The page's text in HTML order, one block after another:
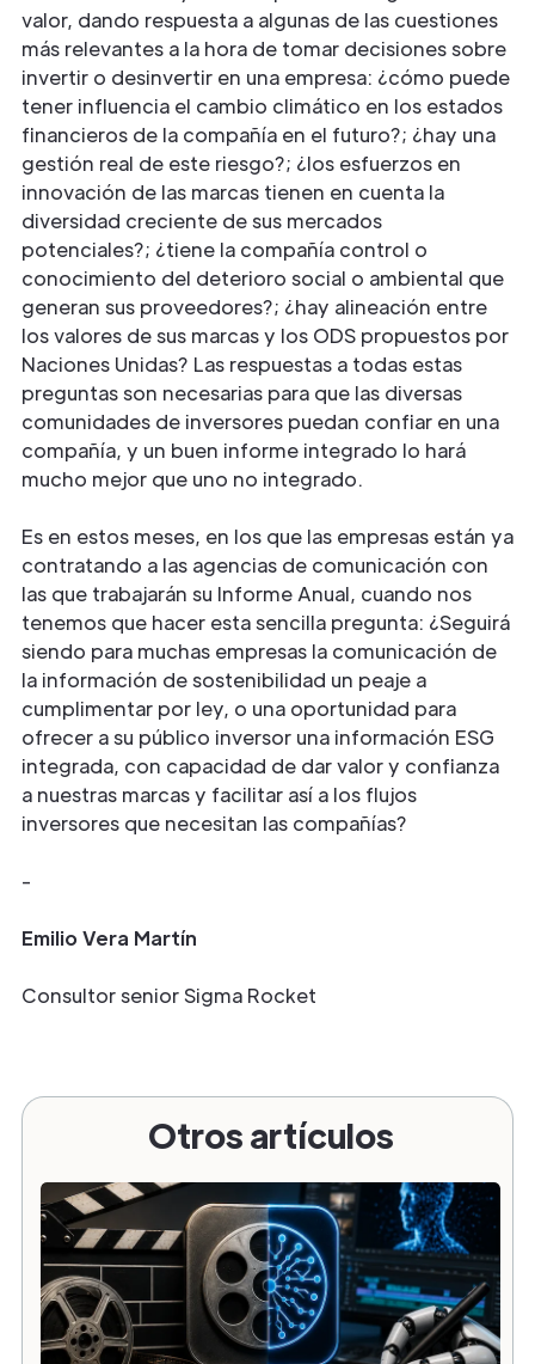
valor, dando respuesta a algunas de las cuestiones
más relevantes a la hora de tomar decisiones sobre
invertir o desinvertir en una empresa: ¿cómo puede
tener influencia el cambio climático en los estados
financieros de la compañía en el futuro?; ¿hay una
gestión real de este riesgo?; ¿los esfuerzos en
innovación de las marcas tienen en cuenta la
diversidad creciente de sus mercados
potenciales?; ¿tiene la compañía control o
conocimiento del deterioro social o ambiental que
generan sus proveedores?; ¿hay alineación entre
los valores de sus marcas y los ODS propuestos por
Naciones Unidas? Las respuestas a todas estas
preguntas son necesarias para que las diversas
comunidades de inversores puedan confiar en una
compañía, y un buen informe integrado lo hará
mucho mejor que uno no integrado.
Es en estos meses, en los que las empresas están ya
contratando a las agencias de comunicación con
las que trabajarán su Informe Anual, cuando nos
tenemos que hacer esta sencilla pregunta: ¿Seguirá
siendo para muchas empresas la comunicación de
la información de sostenibilidad un peaje a
cumplimentar por ley, o una oportunidad para
ofrecer a su público inversor una información ESG
integrada, con capacidad de dar valor y confianza
a nuestras marcas y facilitar así a los flujos
inversores que necesitan las compañías?
-
Emilio Vera Martín
Consultor senior Sigma Rocket
Otros artículos